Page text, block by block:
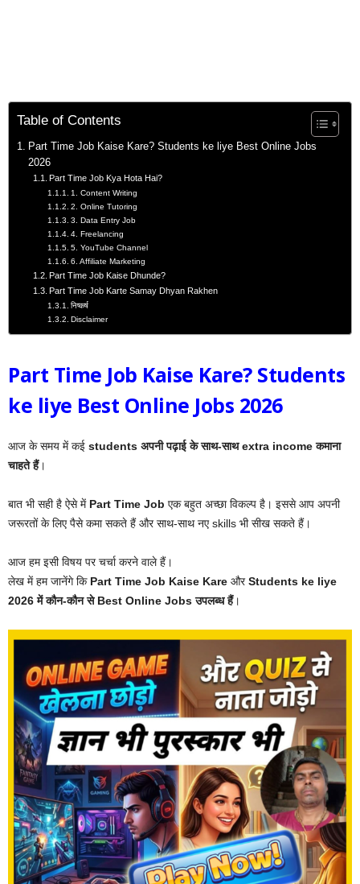
Table of Contents
Part Time Job Kaise Kare? Students ke liye Best Online Jobs
2026
Part Time Job Kya Hota Hai?
1. Content Writing
2. Online Tutoring
3. Data Entry Job
4. Freelancing
5. YouTube Channel
6. Affiliate Marketing
Part Time Job Kaise Dhunde?
Part Time Job Karte Samay Dhyan Rakhen
निष्कर्ष
Disclaimer
Part Time Job Kaise Kare? Students
ke liye Best Online Jobs 2026
आज के समय में कई students अपनी पढ़ाई के साथ-साथ extra income कमाना
चाहते हैं।
बात भी सही है ऐसे में Part Time Job एक बहुत अच्छा विकल्प है। इससे आप अपनी
जरूरतों के लिए पैसे कमा सकते हैं और साथ-साथ नए skills भी सीख सकते हैं।
आज हम इसी विषय पर चर्चा करने वाले हैं।
लेख में हम जानेंगे कि Part Time Job Kaise Kare औरStudents ke liye
2026 में कौन-कौन से Best Online Jobs उपलब्ध हैं।